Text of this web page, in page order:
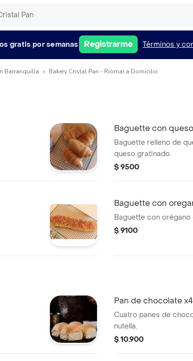
gratis por semanas Registrarme Términos y
Barranquilla Bakery Cristal Pan - Riomar a Domicilio
Baguette con queso
Baguette relleno de
queso gratinado.
$ 9500
Baguette con
Baguette con orégano
$ 9100
Pan de chocolate x4
Cuatro panes de
nutella.
$ 10.900